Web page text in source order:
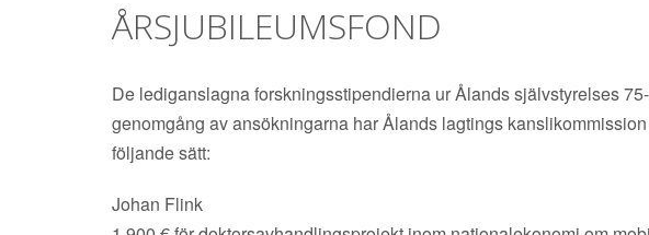
ÅRSJUBILEUMSFOND
De lediganslagna forskningsstipendierna ur Ålands självstyrelses
genomgång av ansökningarna har Ålands lagtings
följande sätt:
Johan Flink